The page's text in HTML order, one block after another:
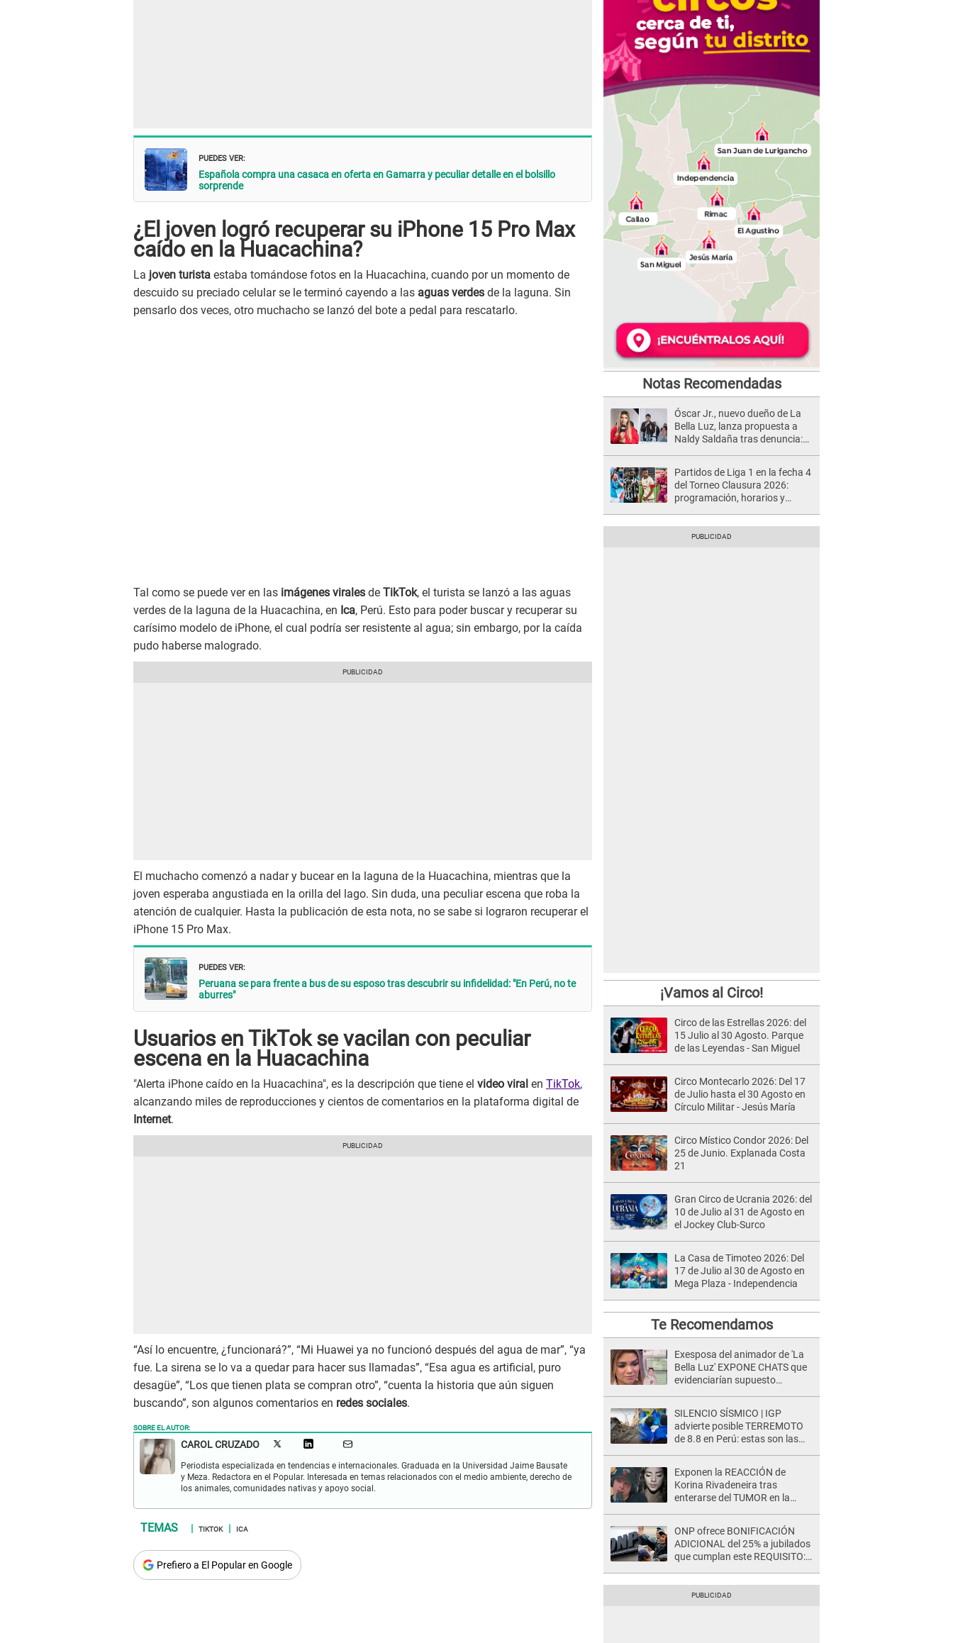
PUEDES VER:
Española compra una casaca en oferta en Gamarra y peculiar detalle en el bolsillo
sorprende
¿El joven logró recuperar su iPhone 15 Pro Max
caído en la Huacachina?
La joven turista estaba tomándose fotos en la Huacachina, cuando por un momento de
descuido su preciado celular se le terminó cayendo a las aguas verdes de la laguna. Sin
pensarlo dos veces, otro muchacho se lanzó del bote a pedal para rescatarlo.
Tal como se puede ver en las imágenes virales de TikTok, el turista se lanzó a las aguas
verdes de la laguna de la Huacachina, en Ica, Perú. Esto para poder buscar y recuperar su
carísimo modelo de iPhone, el cual podría ser resistente al agua; sin embargo, por la caída
pudo haberse malogrado.
El muchacho comenzó a nadar y bucear en la laguna de la Huacachina, mientras que la
joven esperaba angustiada en la orilla del lago. Sin duda, una peculiar escena que roba la
atención de cualquier. Hasta la publicación de esta nota, no se sabe si lograron recuperar el
iPhone 15 Pro Max.
PUEDES VER:
Peruana se para frente a bus de su esposo tras descubrir su infidelidad: "En Perú, no te
aburres"
Usuarios en TikTok se vacilan con peculiar
escena en la Huacachina
"Alerta iPhone caído en la Huacachina", es la descripción que tiene el video viral en TikTok,
alcanzando miles de reproducciones y cientos de comentarios en la plataforma digital de
Internet.
“Así lo encuentre, ¿funcionará?”, “Mi Huawei ya no funcionó después del agua de mar”, “ya
fue. La sirena se lo va a quedar para hacer sus llamadas”, “Esa agua es artificial, puro
desagüe”, “Los que tienen plata se compran otro”, “cuenta la historia que aún siguen
buscando”, son algunos comentarios en redes sociales.
SOBRE EL AUTOR:
CAROL CRUZADO
Periodista especializada en tendencias e internacionales. Graduada en la Universidad Jaime Bausate
y Meza. Redactora en el Popular. Interesada en temas relacionados con el medio ambiente, derecho de
los animales, comunidades nativas y apoyo social.
TIKTOK ICA
Prefiero a El Popular en Google
Notas Recomendadas
Óscar Jr., nuevo dueño de La
Bella Luz, lanza propuesta a
Naldy Saldaña tras denuncia:
Partidos de Liga 1 en la fecha 4
del Torneo Clausura 2026:
programación, horarios y
¡Vamos al Circo!
Circo de las Estrellas 2026: del
15 Julio al 30 Agosto. Parque
de las Leyendas - San Miguel
Circo Montecarlo 2026: Del 17
de Julio hasta el 30 Agosto en
Círculo Militar - Jesús María
Circo Místico Condor 2026: Del
25 de Junio. Explanada Costa
21
Gran Circo de Ucrania 2026: del
10 de Julio al 31 de Agosto en
el Jockey Club-Surco
La Casa de Timoteo 2026: Del
17 de Julio al 30 de Agosto en
Mega Plaza - Independencia
Te Recomendamos
Exesposa del animador de 'La
Bella Luz' EXPONE CHATS que
evidenciarían supuesto
Saldaña, pese a tener pareja
SILENCIO SÍSMICO | IGP
advierte posible TERREMOTO
de 8.8 en Perú: estas son las
Exponen la REACCIÓN de
Korina Rivadeneira tras
enterarse del TUMOR en la
ONP ofrece BONIFICACIÓN
ADICIONAL del 25% a jubilados
que cumplan este REQUISITO: